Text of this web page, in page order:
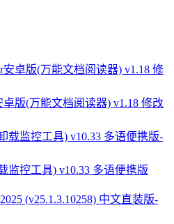
卓版(万能文档阅读器) v1.18 修改
监控工具) v10.33 多语便携版